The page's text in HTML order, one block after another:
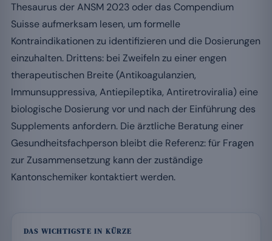
Thesaurus der ANSM 2023 oder das Compendium
Suisse aufmerksam lesen, um formelle
Kontraindikationen zu identifizieren und die Dosierungen
einzuhalten. Drittens: bei Zweifeln zu einer engen
therapeutischen Breite (Antikoagulanzien,
Immunsuppressiva, Antiepileptika, Antiretroviralia) eine
biologische Dosierung vor und nach der Einführung des
Supplements anfordern. Die ärztliche Beratung einer
Gesundheitsfachperson bleibt die Referenz: für Fragen
zur Zusammensetzung kann der zuständige
Kantonschemiker kontaktiert werden.
DAS WICHTIGSTE IN KÜRZE